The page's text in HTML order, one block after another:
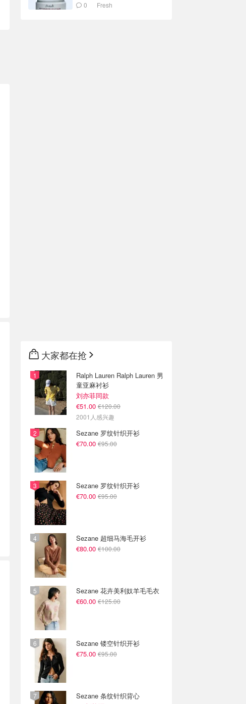
0 Fresh
大家都在抢
Ralph Lauren Ralph Lauren 男
童亚麻衬衫
刘亦菲同款
€51.00 €120.00
2001人感兴趣
Sezane 罗纹针织开衫
€70.00 €95.00
Sezane 罗纹针织开衫
€70.00 €95.00
Sezane 超细马海毛开衫
€80.00 €100.00
Sezane 花卉美利奴羊毛毛衣
€60.00 €125.00
Sezane 镂空针织开衫
€75.00 €95.00
Sezane 条纹针织背心